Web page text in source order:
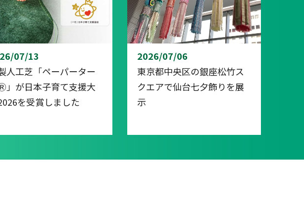
07/13
人工芝「ペーパーター
」が日本子育て支援大
を受賞しました
2026/07/06
東京都中央区の銀座松竹ス
クエアで仙台七夕飾りを展
示